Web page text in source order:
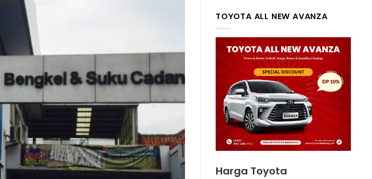
TOYOTA ALL NEW AVANZA
Harga Toyota